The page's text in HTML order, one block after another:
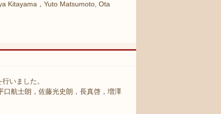
Kitayama，Yuto Matsumoto, Ota
いました。
航士朗，佐藤光史朗，長真啓，増澤